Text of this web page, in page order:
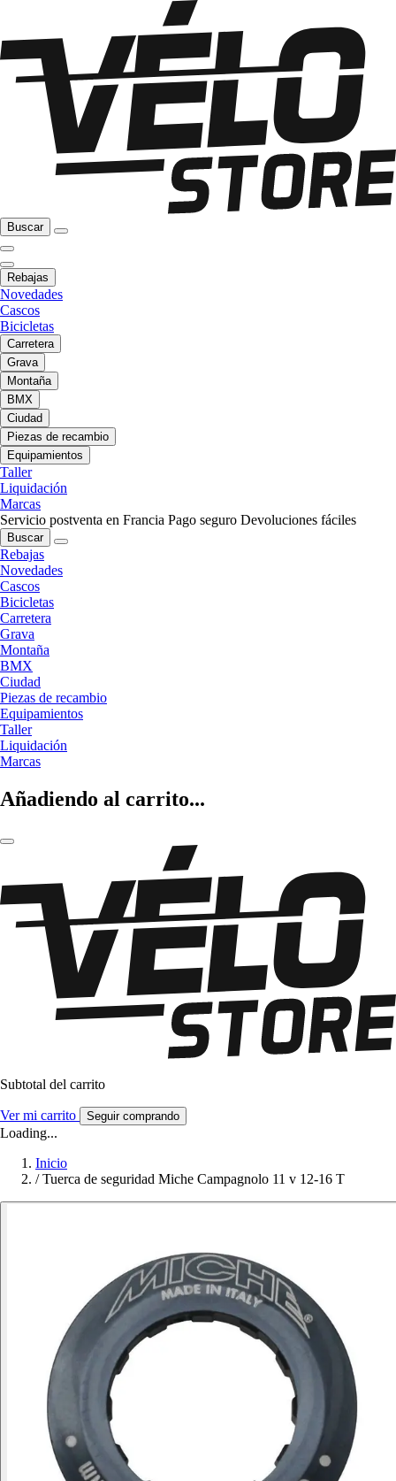
Buscar
Rebajas
Novedades
Cascos
Bicicletas
Carretera
Grava
Montaña
BMX
Ciudad
Piezas de recambio
Equipamientos
Taller
Liquidación
Marcas
Servicio postventa en Francia Pago seguro Devoluciones fáciles
Buscar
Rebajas
Novedades
Cascos
Bicicletas
Carretera
Grava
Montaña
BMX
Ciudad
Piezas de recambio
Equipamientos
Taller
Liquidación
Marcas
Añadiendo al carrito...
Subtotal del carrito
Ver mi carrito Seguir comprando
Loading...
Inicio
/ Tuerca de seguridad Miche Campagnolo 11 v 12-16 T